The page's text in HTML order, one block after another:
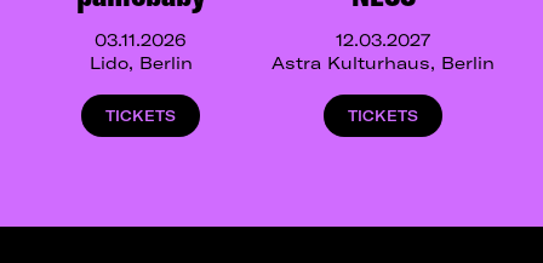
03.11.2026
Lido, Berlin
TICKETS
12.03.2027
Astra Kulturhaus, Berlin
TICKETS